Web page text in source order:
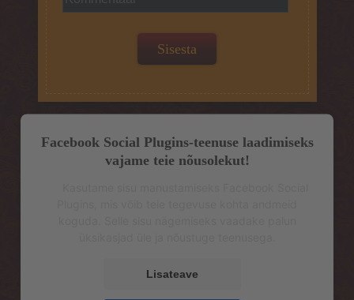
Facebook Social Plugins-teenuse laadimiseks
vajame teie nõusolekut!
Lisateave